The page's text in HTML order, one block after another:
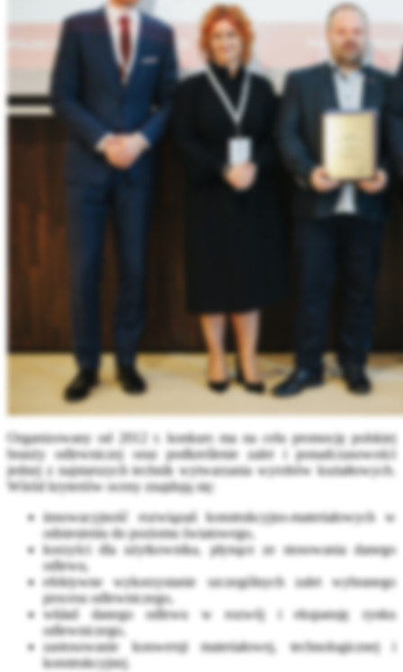
Organizowany od 2012 r. konkurs ma na celu promocję polskiej
branży odlewniczej oraz podkreślenie zalet i ponadczasowości
jednej z najstarszych technik wytwarzania wyrobów kształtowych.
Wśród kryteriów oceny znajdują się:
innowacyjność rozwiązań konstrukcyjno-materiałowych w
odniesieniu do poziomu światowego,
korzyści dla użytkownika, płynące ze stosowania danego
odlewu,
efektywne wykorzystanie szczególnych zalet wybranego
procesu odlewniczego,
wkład danego odlewu w rozwój i ekspansję rynku
odlewniczego,
zastosowanie konwersji materiałowej, technologicznej i
konstrukcyjnej.